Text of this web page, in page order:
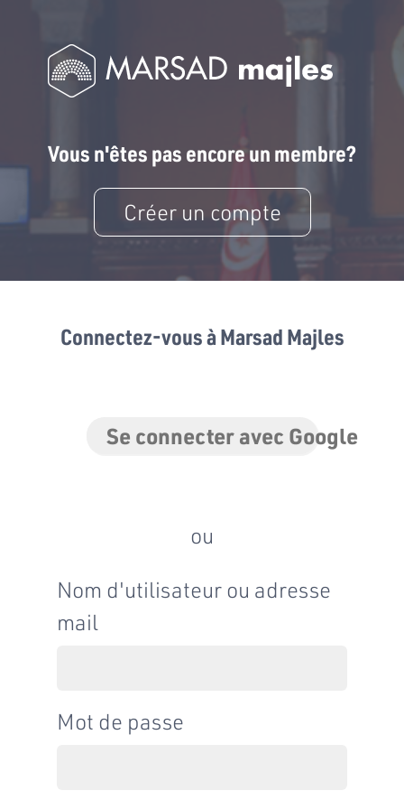
Vous n'êtes pas encore un membre?
Créer un compte
Connectez-vous à Marsad Majles
Se connecter avec Google
ou
Nom d'utilisateur ou adresse
mail
Mot de passe